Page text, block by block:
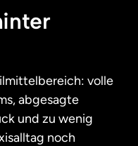
volle
abgesagte
und zu wenig
noch